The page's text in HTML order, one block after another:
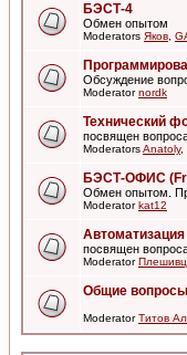
БЭСТ-4
Обмен опытом
Moderators Яков
Обсуждение
Moderatornordk
Технический
посвящен
ModeratorsAnatoly,
БЭСТ-ОФИС
Обмен опытом.
Moderatorkat12
Автоматизация
посвящен
Moderator
Общие вопросы
ModeratorТитов